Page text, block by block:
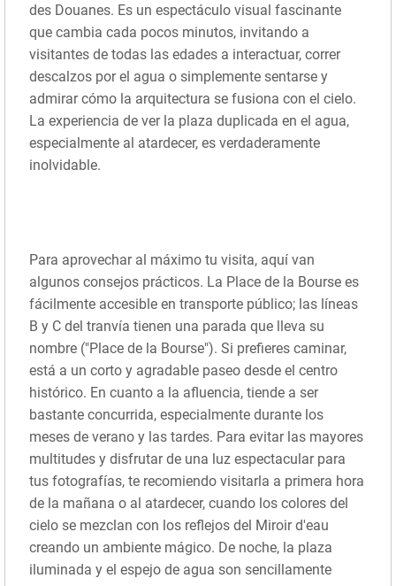
des Douanes. Es un espectáculo visual fascinante
que cambia cada pocos minutos, invitando a
visitantes de todas las edades a interactuar, correr
descalzos por el agua o simplemente sentarse y
admirar cómo la arquitectura se fusiona con el cielo.
La experiencia de ver la plaza duplicada en el agua,
especialmente al atardecer, es verdaderamente
inolvidable.
Para aprovechar al máximo tu visita, aquí van
algunos consejos prácticos. La Place de la Bourse es
fácilmente accesible en transporte público; las líneas
B y C del tranvía tienen una parada que lleva su
nombre ("Place de la Bourse"). Si prefieres caminar,
está a un corto y agradable paseo desde el centro
histórico. En cuanto a la afluencia, tiende a ser
bastante concurrida, especialmente durante los
meses de verano y las tardes. Para evitar las mayores
multitudes y disfrutar de una luz espectacular para
tus fotografías, te recomiendo visitarla a primera hora
de la mañana o al atardecer, cuando los colores del
cielo se mezclan con los reflejos del Miroir d'eau
creando un ambiente mágico. De noche, la plaza
iluminada y el espejo de agua son sencillamente